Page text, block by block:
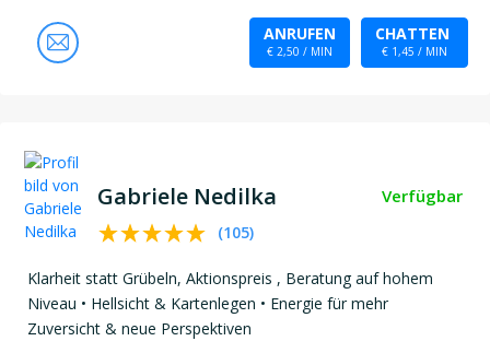
ANRUFEN
€ 2,50 / MIN
CHATTEN
€ 1,45 / MIN
Gabriele Nedilka
(105)
Verfügbar
Klarheit statt Grübeln, Aktionspreis , Beratung auf hohem
Niveau • Hellsicht & Kartenlegen • Energie für mehr
Zuversicht & neue Perspektiven